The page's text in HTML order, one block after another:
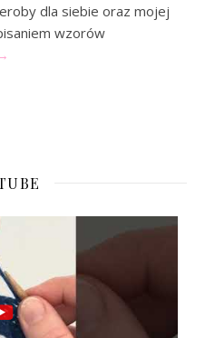
dla siebie oraz mojej
wzorów